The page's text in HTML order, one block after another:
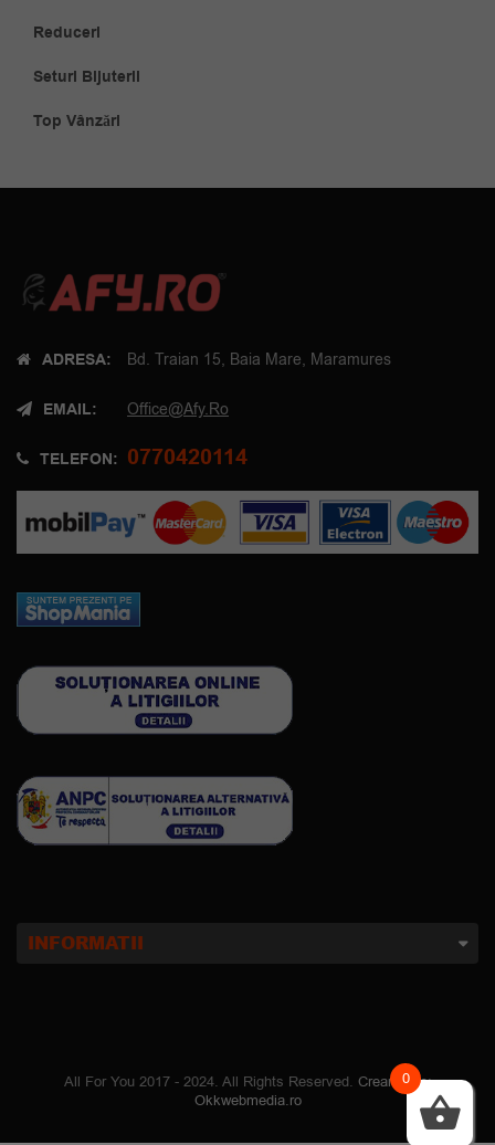
Reduceri
Seturi Bijuterii
Top Vânzări
ADRESA: Bd. Traian 15, Baia Mare, Maramures
EMAIL: Office@afy.ro
TELEFON: 0770420114
INFORMATII
All For You 2017 - 2024. All Rights Reserved. Creare site:
Okkwebmedia.ro
0